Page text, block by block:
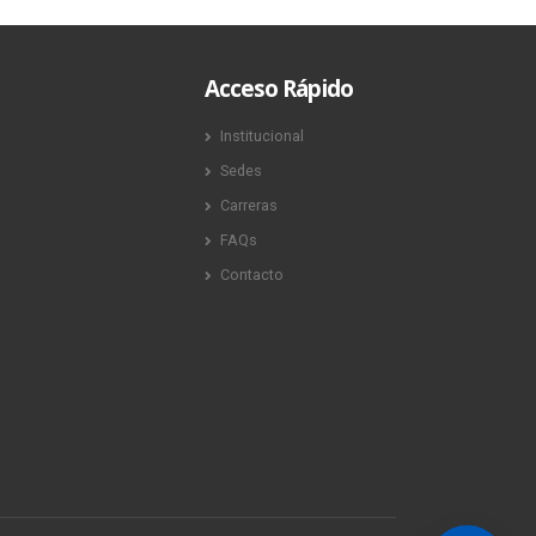
Acceso Rápido
Institucional
Sedes
Carreras
FAQs
Contacto